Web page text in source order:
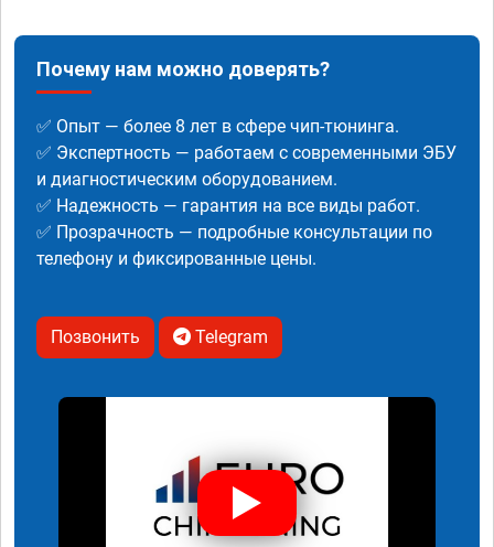
Почему нам можно доверять?
✅ Опыт — более 8 лет в сфере чип-тюнинга.
✅ Экспертность — работаем с современными ЭБУ
и диагностическим оборудованием.
✅ Надежность — гарантия на все виды работ.
✅ Прозрачность — подробные консультации по
телефону и фиксированные цены.
Позвонить Telegram